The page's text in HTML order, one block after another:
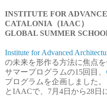
INSTITUTE FOR
CATALONIA（IAAC）
GLOBAL SUMMER
Institute for Advanced
の未来を形作る方法に焦点
サマープログラムの15回目、
プログラムを企画しました
とIAACで、7月4日から28日